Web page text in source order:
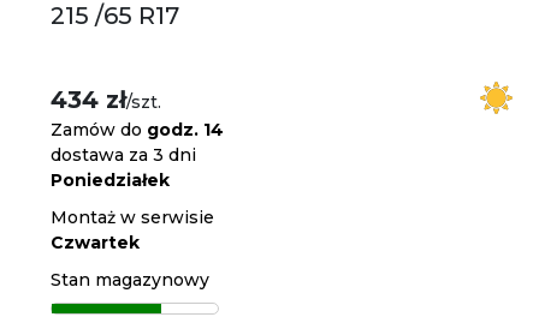
215 /65 R17
434 zł/szt.
Zamów do godz. 14
dostawa za 3 dni
Poniedziałek
Montaż w serwisie
Czwartek
Stan magazynowy